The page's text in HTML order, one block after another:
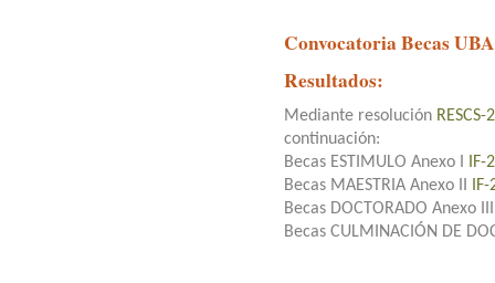
Convocatoria Becas
Resultados:
Mediante resolución
continuación:
Becas ESTIMULO Anexo I
Becas MAESTRIA Anexo II
Becas DOCTORADO Anexo
Becas CULMINACIÓN DE